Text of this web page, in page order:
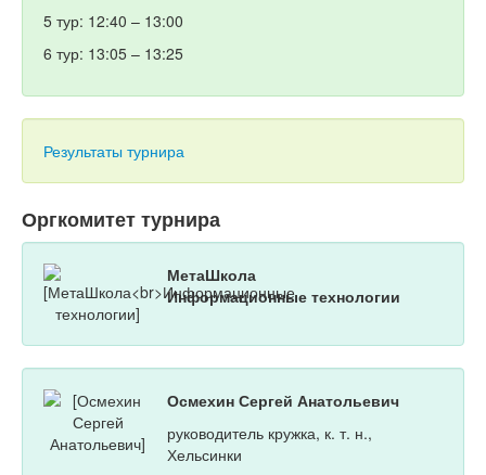
5 тур: 12:40 – 13:00
6 тур: 13:05 – 13:25
Результаты турнира
Оргкомитет турнира
МетаШкола
Информационные технологии
Осмехин Сергей Анатольевич
руководитель кружка, к. т. н.,
Хельсинки